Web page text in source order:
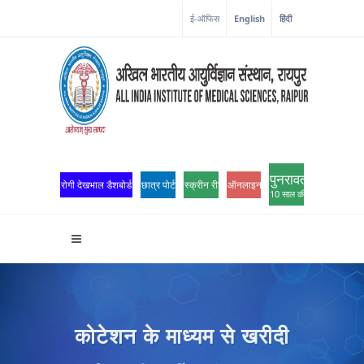
ई-ऑफिस English हिंदी
रोगी देखभाल डैशबोर्ड छात्र पोर्टल स्क्रीन रीडर एक्सेसऑनलाइन ओपीडी पंजीकरण
पुनरावर्तन
10 साल की उत्कृष्टता
कोटेशन के माध्यम से खरीदी